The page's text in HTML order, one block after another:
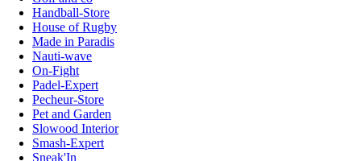
Handball-Store
House of Rugby
Made in Paradis
Nauti-wave
On-Fight
Padel-Expert
Pecheur-Store
Pet and Garden
Slowood Interior
Smash-Expert
Sneak'In